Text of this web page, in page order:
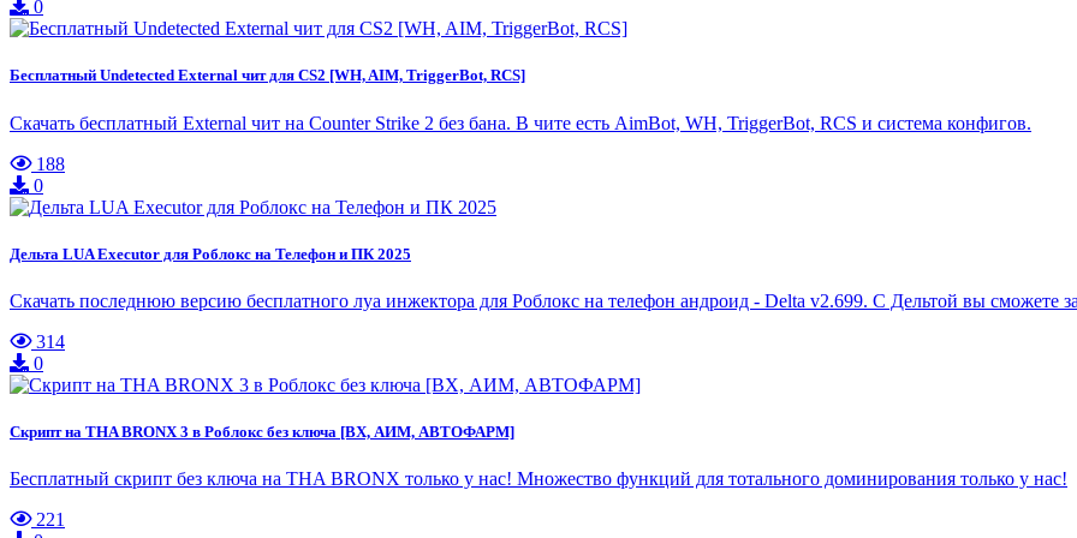
0
Бесплатный Undetected External чит для CS2 [WH, AIM, TriggerBot, RCS]
Скачать бесплатный External чит на Counter Strike 2 без бана. В чите есть AimBot, WH, TriggerBot, RCS и система конфигов.
188
0
Дельта LUA Executor для Роблокс на Телефон и ПК 2025
Скачать последнюю версию бесплатного луа инжектора для Роблокс на телефон андроид - Delta v2.699. С Дельтой вы сможете
314
0
Скрипт на THA BRONX 3 в Роблокс без ключа [ВХ, АИМ, АВТОФАРМ]
Бесплатный скрипт без ключа на THA BRONX только у нас! Множество функций для тотального доминирования только у нас!
221